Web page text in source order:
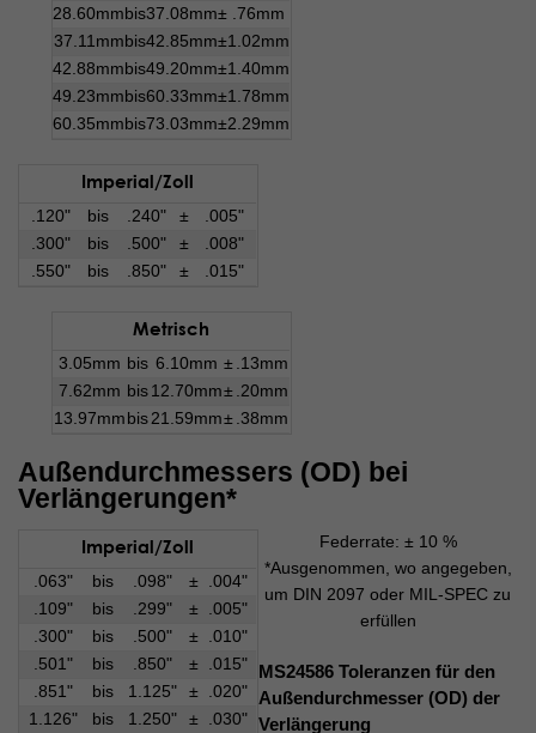
28.60mm bis37.08mm± .76mm
37.11mm bis42.85mm±1.02mm
42.88mm bis49.20mm±1.40mm
49.23mm bis60.33mm±1.78mm
60.35mm bis73.03mm±2.29mm
Imperial/Zoll
.120" bis .240" ±
.005"
.300"
bis .500" ±
.008"
.550"
bis .850" ± .015"
Metrisch
3.05mm bis 6.10mm ± .13mm
7.62mm bis 12.70mm± .20mm
13.97mm bis21.59mm± .38mm
Außendurchmessers (OD) bei
Verlängerungen*
Imperial/Zoll
.063" bis .098" ±
.004"
.109"
bis .299" ±
.005"
.300"
bis .500" ±
.010"
.501"
bis .850" ±
.015"
.851"
bis 1.125" ±
.020"
1.126"
bis 1.250" ± .030"
Federrate: ± 10 %
*Ausgenommen, wo angegeben,
um DIN 2097 oder MIL-SPEC zu
erfüllen
MS24586 Toleranzen für den
Außendurchmesser (OD) der
Verlängerung